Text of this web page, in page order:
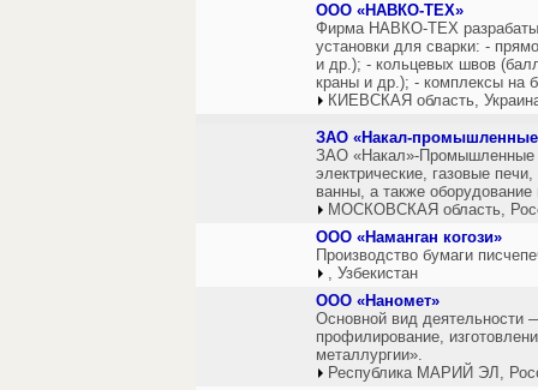
ООО «НАВКО-ТЕХ»
Фирма НАВКО-ТЕХ
установки для сварки: -
и др.); - кольцевых швов
краны и др.); - комплексы на
КИЕВСКАЯ область,
ЗАО «Накал-промышленные
ЗАО «Накал»-Промышленные
электрические, газовые
ванны, а также
МОСКОВСКАЯ область,
ООО «Наманган когози»
Производство бумаги
, Узбекистан
ООО «Наномет»
Основной вид деятельности
профилирование,
металлургии».
Республика МАРИЙ ЭЛ,